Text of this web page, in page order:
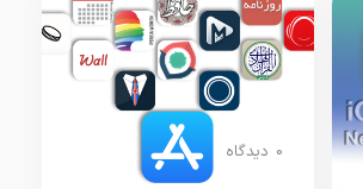
0 دیدگاه